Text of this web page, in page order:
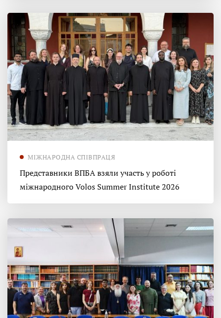
МІЖНАРОДНА СПІВПРАЦЯ
Представники ВПБА взяли участь у роботі
міжнародного Volos Summer Institute 2026